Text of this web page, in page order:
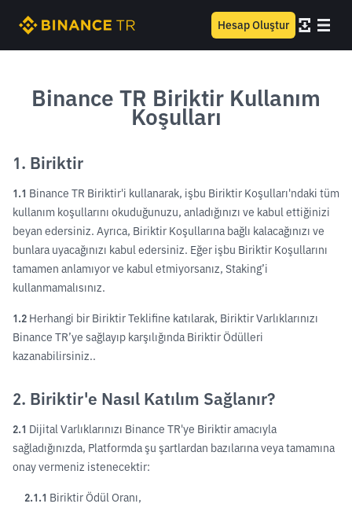
Hesap Oluştur
Binance TR Biriktir Kullanım
Koşulları
1. Biriktir
1.1 Binance TR Biriktir'i kullanarak, işbu Biriktir Koşulları'ndaki tüm
kullanım koşullarını okuduğunuzu, anladığınızı ve kabul ettiğinizi
beyan edersiniz. Ayrıca, Biriktir Koşullarına bağlı kalacağınızı ve
bunlara uyacağınızı kabul edersiniz. Eğer işbu Biriktir Koşullarını
tamamen anlamıyor ve kabul etmiyorsanız, Staking’i
kullanmamalısınız.
1.2 Herhangi bir Biriktir Teklifine katılarak, Biriktir Varlıklarınızı
Binance TR’ye sağlayıp karşılığında Biriktir Ödülleri
kazanabilirsiniz..
2. Biriktir'e Nasıl Katılım Sağlanır?
2.1 Dijital Varlıklarınızı Binance TR'ye Biriktir amacıyla
sağladığınızda, Platformda şu şartlardan bazılarına veya tamamına
onay vermeniz istenecektir:
2.1.1 Biriktir Ödül Oranı,